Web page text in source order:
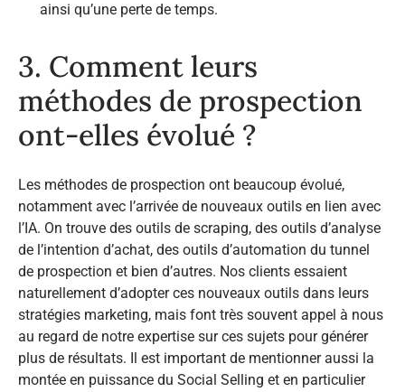
ainsi qu’une perte de temps.
3. Comment leurs
méthodes de prospection
ont-elles évolué ?
Les méthodes de prospection ont beaucoup évolué,
notamment avec l’arrivée de nouveaux outils en lien avec
l’IA. On trouve des outils de scraping, des outils d’analyse
de l’intention d’achat, des outils d’automation du tunnel
de prospection et bien d’autres. Nos clients essaient
naturellement d’adopter ces nouveaux outils dans leurs
stratégies marketing, mais font très souvent appel à nous
au regard de notre expertise sur ces sujets pour générer
plus de résultats. Il est important de mentionner aussi la
montée en puissance du Social Selling et en particulier